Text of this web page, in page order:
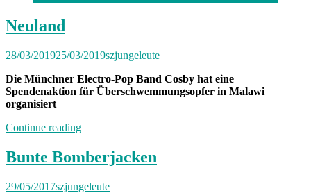
Neuland
28/03/201925/03/2019szjungeleute
Die Münchner Electro-Pop Band Cosby hat eine
Spendenaktion für Überschwemmungsopfer in Malawi
organisiert
Continue reading„Neuland“
Bunte Bomberjacken
29/05/2017szjungeleute